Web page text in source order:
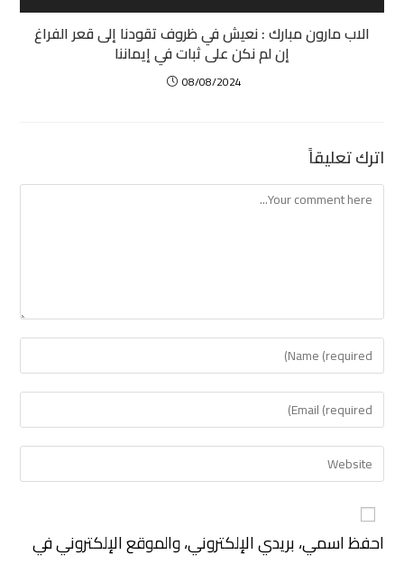
الاب مارون مبارك : نعيش في ظروف تقودنا إلى قعر الفراغ
إن لم نكن على ثبات في إيماننا
08/08/2024
اترك تعليقاً
احفظ اسمي، بريدي الإلكتروني، والموقع الإلكتروني في